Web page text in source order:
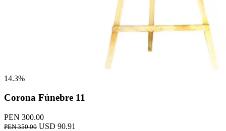
14.3%
Corona Fúnebre 11
PEN 300.00
PEN 350.00 USD 90.91